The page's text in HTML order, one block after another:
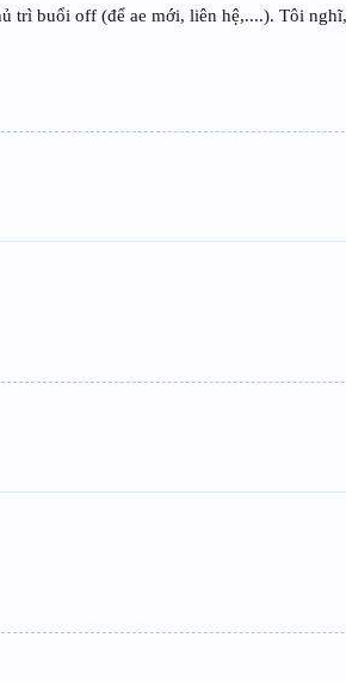
trì buổi off (để ae mới, liên hệ,....). Tôi